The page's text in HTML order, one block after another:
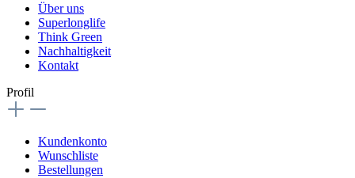
Über uns
Superlonglife
Think Green
Nachhaltigkeit
Kontakt
Profil
Kundenkonto
Wunschliste
Bestellungen